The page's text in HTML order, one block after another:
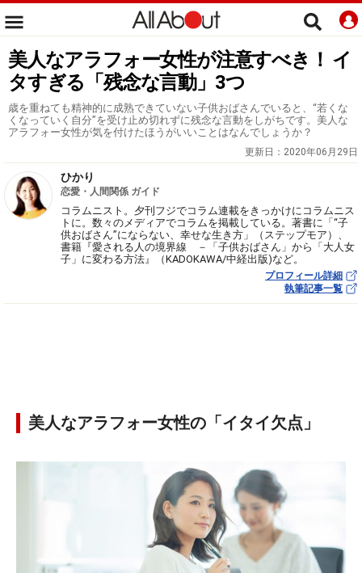
美人なアラフォー女性が注意すべき！ イ
タすぎる「残念な言動」3つ
歳を重ねても精神的に成熟できていない子供おばさんでいると、“若くな
くなっていく自分”を受け止め切れずに残念な言動をしがちです。​​​​​​美人な
アラフォー女性が気を付けたほうがいいことはなんでしょうか？
更新日： 2020年06月29日
ひかり
恋愛・人間関係 ガイド
コラムニスト。夕刊フジでコラム連載をきっかけにコラムニス
トに。数々のメディアでコラムを掲載している。著書に「“子
供おばさん”にならない、幸せな生き方」（ステップモア）、
書籍『愛される人の境界線 －「子供おばさん」から「大人女
子」に変わる方法』（KADOKAWA/中経出版)など。
プロフィール詳細
執筆記事一覧
美人なアラフォー女性の「イタイ欠点」